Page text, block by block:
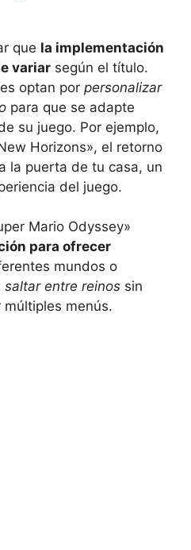
que la implementación
variar según el título.
optan por personalizar
para que se adapte
su juego. Por ejemplo,
Horizons», el retorno
la puerta de tu casa, un
del juego.
Mario Odyssey»
para ofrecer
mundos o
entre reinos sin
menús.